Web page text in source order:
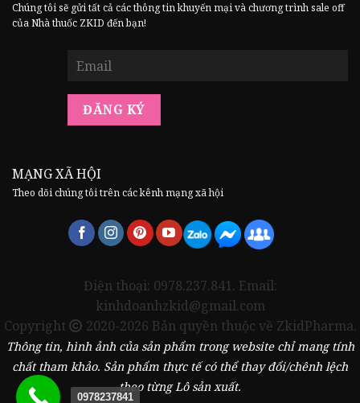
Chúng tôi sẽ gửi tất cả các thông tin khuyến mại và chương trình sale off
của Nhà thuốc ZKID đến bạn!
MẠNG XÃ HỘI
Theo dõi chúng tôi trên các kênh mạng xã hội
Điện thoại: 0978.237.841. Email:
kinhdoanhzkid@gmail.com
Copyright
2020-2026 Bản quyền thuộc về ZkidPharma.
Thông tin, hình ảnh của sản phẩm trong website chỉ mang tính
chất tham khảo. Sản phẩm thực tế có thể thay đổi/chênh lệch
theo từng Lô sản xuất.
0978237841